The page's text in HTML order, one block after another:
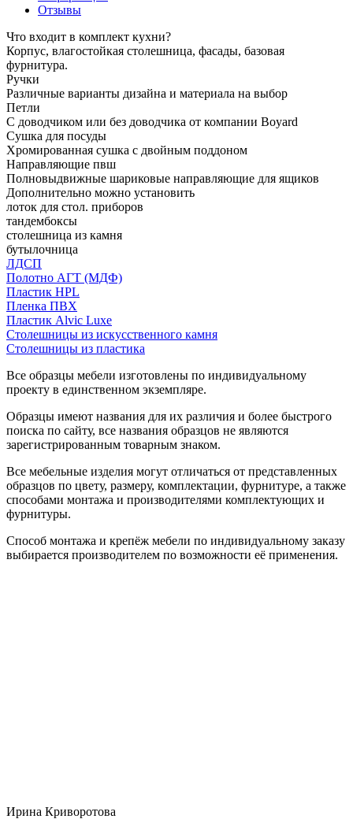
Отзывы
Что входит в комплект кухни?
Корпус, влагостойкая столешница, фасады, базовая
фурнитура.
Ручки
Различные варианты дизайна и материала на выбор
Петли
С доводчиком или без доводчика от компании Boyard
Сушка для посуды
Хромированная сушка с двойным поддоном
Направляющие пвш
Полновыдвижные шариковые направляющие для ящиков
Дополнительно можно установить
лоток для стол. приборов
тандембоксы
столешница из камня
бутылочница
ЛДСП
Полотно АГТ (МДФ)
Пластик HPL
Пленка ПВХ
Пластик Alvic Luxe
Столешницы из искусственного камня
Столешницы из пластика
Все образцы мебели изготовлены по индивидуальному
проекту в единственном экземпляре.
Образцы имеют названия для их различия и более быстрого
поиска по сайту, все названия образцов не являются
зарегистрированным товарным знаком.
Все мебельные изделия могут отличаться от представленных
образцов по цвету, размеру, комплектации, фурнитуре, а также
способами монтажа и производителями комплектующих и
фурнитуры.
Способ монтажа и крепёж мебели по индивидуальному заказу
выбирается производителем по возможности её применения.
Ирина Криворотова